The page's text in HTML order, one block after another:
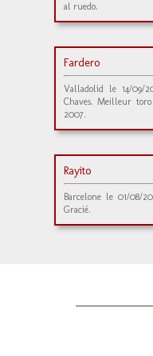
al ruedo.
Fardero
Valladolid le 14/09/
Chaves. Meilleur
2007.
Rayito
Barcelone le 01/08/
Gracié.